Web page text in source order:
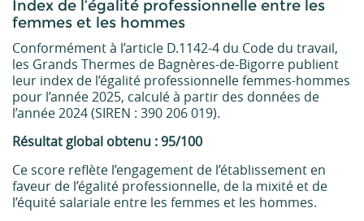
Index de l’égalité professionnelle entre les
femmes et les hommes
Conformément à l’article D.1142-4 du Code du travail,
les Grands Thermes de Bagnères-de-Bigorre publient
leur index de l’égalité professionnelle femmes-hommes
pour l’année 2025, calculé à partir des données de
l’année 2024 (SIREN : 390 206 019).
Résultat global obtenu : 95/100
Ce score reflète l’engagement de l’établissement en
faveur de l’égalité professionnelle, de la mixité et de
l’équité salariale entre les femmes et les hommes.